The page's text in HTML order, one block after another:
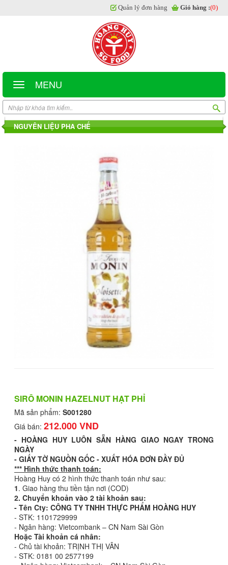
MENU
Quản lý đơn hàng Giỏ hàng :(0)
NGUYÊN LIỆU PHA CHẾ
SIRÔ MONIN HAZELNUT HẠT PHỈ
Mã sản phẩm: S001280
Giá bán: 212.000 VND
- HOÀNG HUY LUÔN SẴN HÀNG GIAO NGAY TRONG
NGÀY
- GIẤY TỜ NGUỒN GỐC - XUẤT HÓA ĐƠN ĐẦY ĐỦ
*** Hình thức thanh toán:
Hoàng Huy có 2 hình thức thanh toán như sau:
1. Giao hàng thu tiền tận nơi (COD)
2. Chuyển khoản vào 2 tài khoản sau:
- Tên Cty: CÔNG TY TNHH THỰC PHẨM HOÀNG HUY
- STK: 1101729999
- Ngân hàng: Vietcombank – CN Nam Sài Gòn
Hoặc Tài khoản cá nhân:
- Chủ tài khoản: TRỊNH THỊ VÂN
- STK: 0181 00 2577199